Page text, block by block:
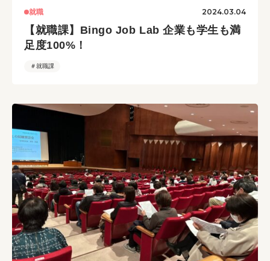
就職 2024.03.04
【就職課】Bingo Job Lab 企業も学生も満
足度100%！
＃就職課